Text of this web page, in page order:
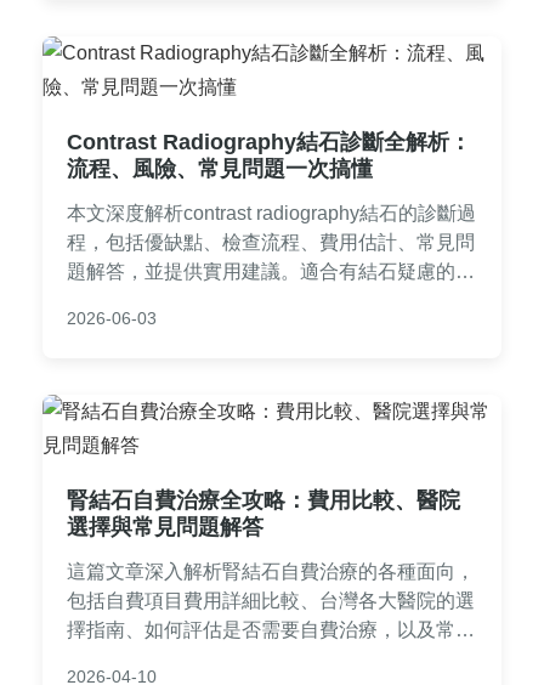
Contrast Radiography結石診斷全解析：
流程、風險、常見問題一次搞懂
本文深度解析contrast radiography結石的診斷過
程，包括優缺點、檢查流程、費用估計、常見問
題解答，並提供實用建議。適合有結石疑慮的讀
項。
2026-06-03
腎結石自費治療全攻略：費用比較、醫院
選擇與常見問題解答
這篇文章深入解析腎結石自費治療的各種面向，
包括自費項目費用詳細比較、台灣各大醫院的選
擇指南、如何評估是否需要自費治療，以及常見
2026-04-10